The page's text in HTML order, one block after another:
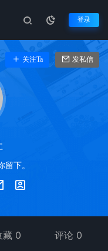
登录
关注Ta 发私信
下。
藏 0 评论 0